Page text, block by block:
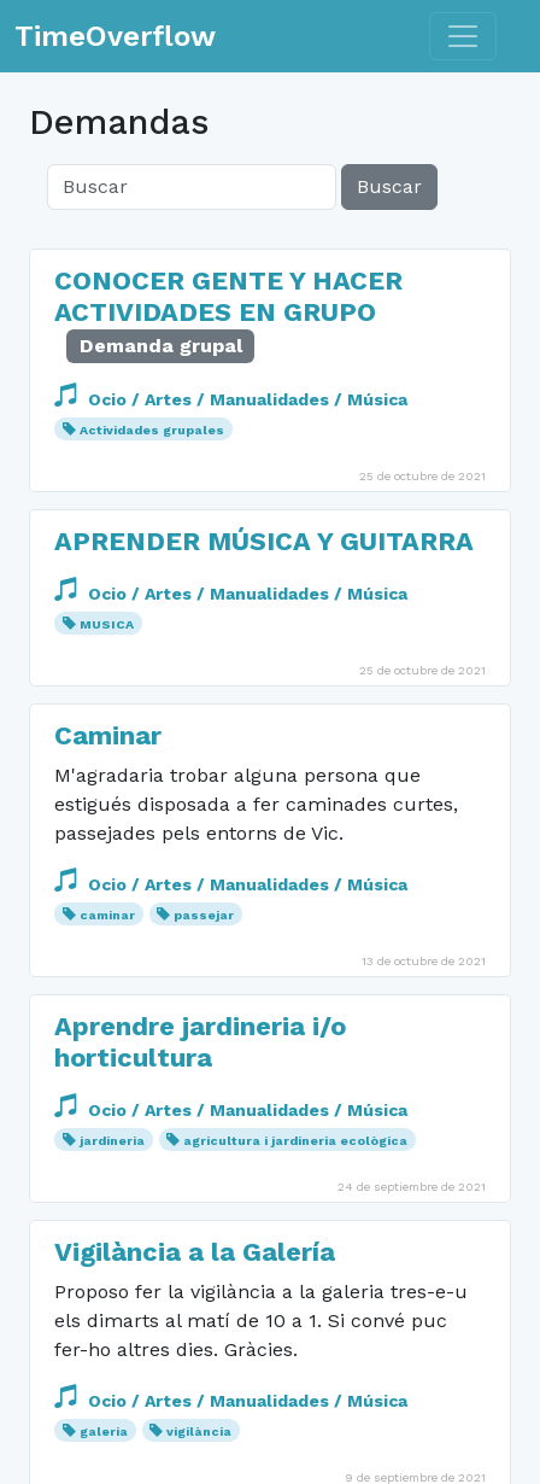
TimeOverflow Toggle
Demandas
Buscar
CONOCER GENTE Y HACER
ACTIVIDADES EN GRUPO
Demanda grupal
Ocio / Artes / Manualidades / Música
Actividades grupales
25 de octubre de 2021
APRENDER MÚSICA Y GUITARRA
Ocio / Artes / Manualidades / Música
MUSICA
25 de octubre de 2021
Caminar
M'agradaria trobar alguna persona que
estigués disposada a fer caminades curtes,
passejades pels entorns de Vic.
Ocio / Artes / Manualidades / Música
caminar passejar
13 de octubre de 2021
Aprendre jardineria i/o
horticultura
Ocio / Artes / Manualidades / Música
jardineria agricultura i jardineria ecològica
24 de septiembre de 2021
Vigilància a la Galería
Proposo fer la vigilància a la galeria tres-e-u
els dimarts al matí de 10 a 1. Si convé puc
fer-ho altres dies. Gràcies.
Ocio / Artes / Manualidades / Música
galeria vigilància
9 de septiembre de 2021